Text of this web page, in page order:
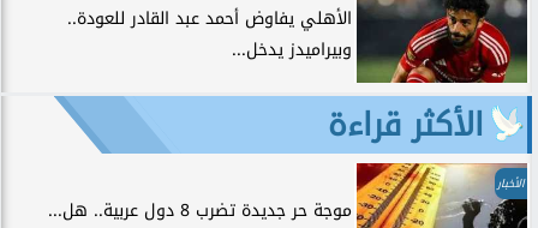
الأهلي يفاوض أحمد عبد القادر للعودة..
وبيراميدز يدخل...
الأكثر قراءة
الأخبار
موجة حر جديدة تضرب 8 دول عربية.. هل...